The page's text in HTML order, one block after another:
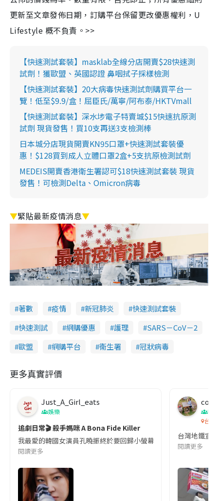
更新至文章發佈日期，訂購平台保留更改優惠權利，U
Lifestyle 概不負責。>>
【快速測試套裝】masklab全線分店開賣$28快速測
試劑！獲歐盟、英國認證 鼻咽拭子採樣檢測
【快速測試套裝】20大病毒快速測試劑購買平台一
覽！低至$9.9/盒！屈臣氏/萬寧/阿布泰/HKTVmall
【快速測試套裝】深水埗電子特賣城$15快速抗原測
試劑 現貨發售！買10支再送3支檢測棒
日本城分店現貨開賣KN95口罩+快速測試套裝優
惠！$128買到成人立體口罩2盒+5支抗原檢測試劑
MEDEIS開賣香港衛生署認可$18快速測試套裝 現貨
發售！可檢測Delta、Omicron病毒
▼緊貼最新疫情消息▼
著數 疫情 新冠肺炎
快速測試套裝
快速測試
網購優惠 護理
SARS－CoV－2
歐盟
網購平台 衞生署 冠狀病毒
更多真實評價
Just_A_Girl_eats
娛樂
追劇日常🎬 殺手媽咪 A Bona Fide Killer
我最愛的韓國女演員孔曉振終於要回歸小螢幕啦!這次的劇本改編
閱讀更多
co
吹
台灣
台灣地鐵宣
閱讀更多